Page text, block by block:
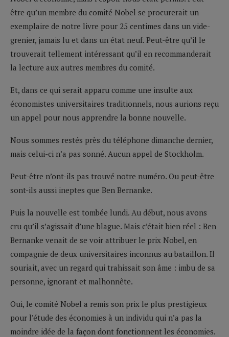
être qu’un membre du comité Nobel se procurerait un
exemplaire de notre livre pour 25 centimes dans un vide-
grenier, jamais lu et dans un état neuf. Peut-être qu’il le
trouverait tellement intéressant qu’il en recommanderait
la lecture aux autres membres du comité.
Et, dans ce qui serait apparu comme une insulte aux
économistes universitaires traditionnels, nous aurions reçu
un appel pour nous apprendre la bonne nouvelle.
Nous sommes restés près du téléphone dimanche dernier,
mais celui-ci n’a pas sonné. Aucun appel de Stockholm.
Peut-être n’ont-ils pas trouvé notre numéro. Ou peut-être
sont-ils aussi ineptes que Ben Bernanke.
Puis la nouvelle est tombée lundi. Au début, nous avons
cru qu’il s’agissait d’une blague. Mais c’était bien réel : Ben
Bernanke venait de se voir attribuer le prix Nobel, en
compagnie de deux universitaires inconnus au bataillon. Il
souriait, avec un regard qui trahissait son âme : imbu de sa
personne, ignorant et malhonnête.
Oui, le comité Nobel a remis son prix le plus prestigieux
pour l’étude des économies à un individu qui n’a pas la
moindre idée de la façon dont fonctionnent les économies.